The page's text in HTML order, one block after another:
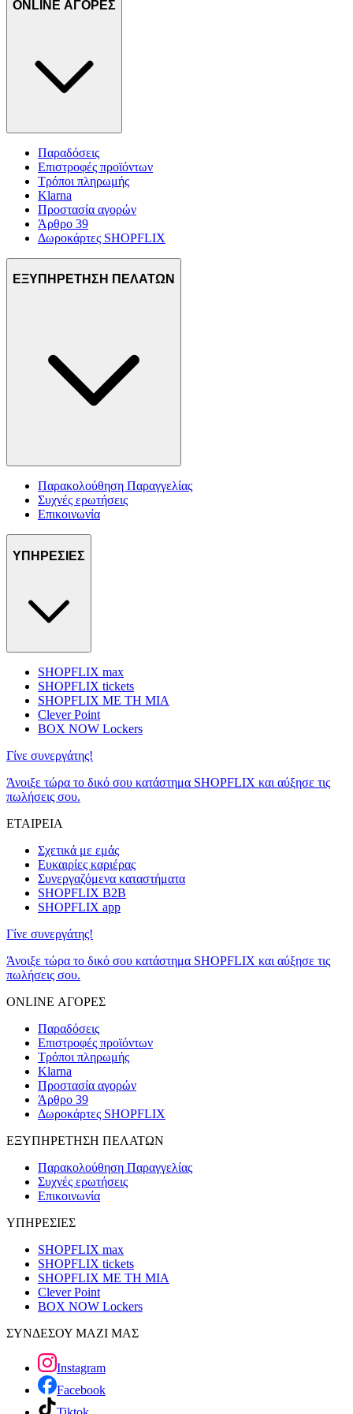
ONLINE ΑΓΟΡΕΣ
Παραδόσεις
Επιστροφές προϊόντων
Τρόποι πληρωμής
Klarna
Προστασία αγορών
Άρθρο 39
Δωροκάρτες SHOPFLIX
ΕΞΥΠΗΡΕΤΗΣΗ ΠΕΛΑΤΩΝ
Παρακολούθηση Παραγγελίας
Συχνές ερωτήσεις
Επικοινωνία
ΥΠΗΡΕΣΙΕΣ
SHOPFLIX max
SHOPFLIX tickets
SHOPFLIX ΜΕ ΤΗ ΜΙΑ
Clever Point
BOX NOW Lockers
Γίνε συνεργάτης!
Άνοιξε τώρα το δικό σου κατάστημα SHOPFLIX και αύξησε τις
πωλήσεις σου.
ΕΤΑΙΡΕΙΑ
Σχετικά με εμάς
Ευκαιρίες καριέρας
Συνεργαζόμενα καταστήματα
SHOPFLIX B2B
SHOPFLIX app
Γίνε συνεργάτης!
Άνοιξε τώρα το δικό σου κατάστημα SHOPFLIX και αύξησε τις
πωλήσεις σου.
ONLINE ΑΓΟΡΕΣ
Παραδόσεις
Επιστροφές προϊόντων
Τρόποι πληρωμής
Klarna
Προστασία αγορών
Άρθρο 39
Δωροκάρτες SHOPFLIX
ΕΞΥΠΗΡΕΤΗΣΗ ΠΕΛΑΤΩΝ
Παρακολούθηση Παραγγελίας
Συχνές ερωτήσεις
Επικοινωνία
ΥΠΗΡΕΣΙΕΣ
SHOPFLIX max
SHOPFLIX tickets
SHOPFLIX ΜΕ ΤΗ ΜΙΑ
Clever Point
BOX NOW Lockers
ΣΥΝΔΕΣΟΥ ΜΑΖΙ ΜΑΣ
Instagram
Facebook